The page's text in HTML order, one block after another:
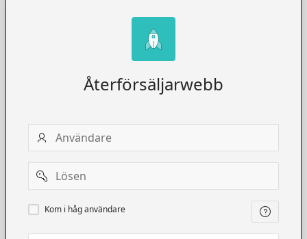
Återförsäljarwebb
Användare
Password
Kom
i
Kom i håg användare